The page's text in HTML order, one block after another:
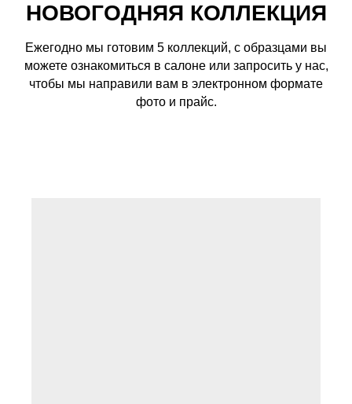
НОВОГОДНЯЯ КОЛЛЕКЦИЯ
Ежегодно мы готовим 5 коллекций, с образцами вы
можете ознакомиться в салоне или запросить у нас,
чтобы мы направили вам в электронном формате
фото и прайс.